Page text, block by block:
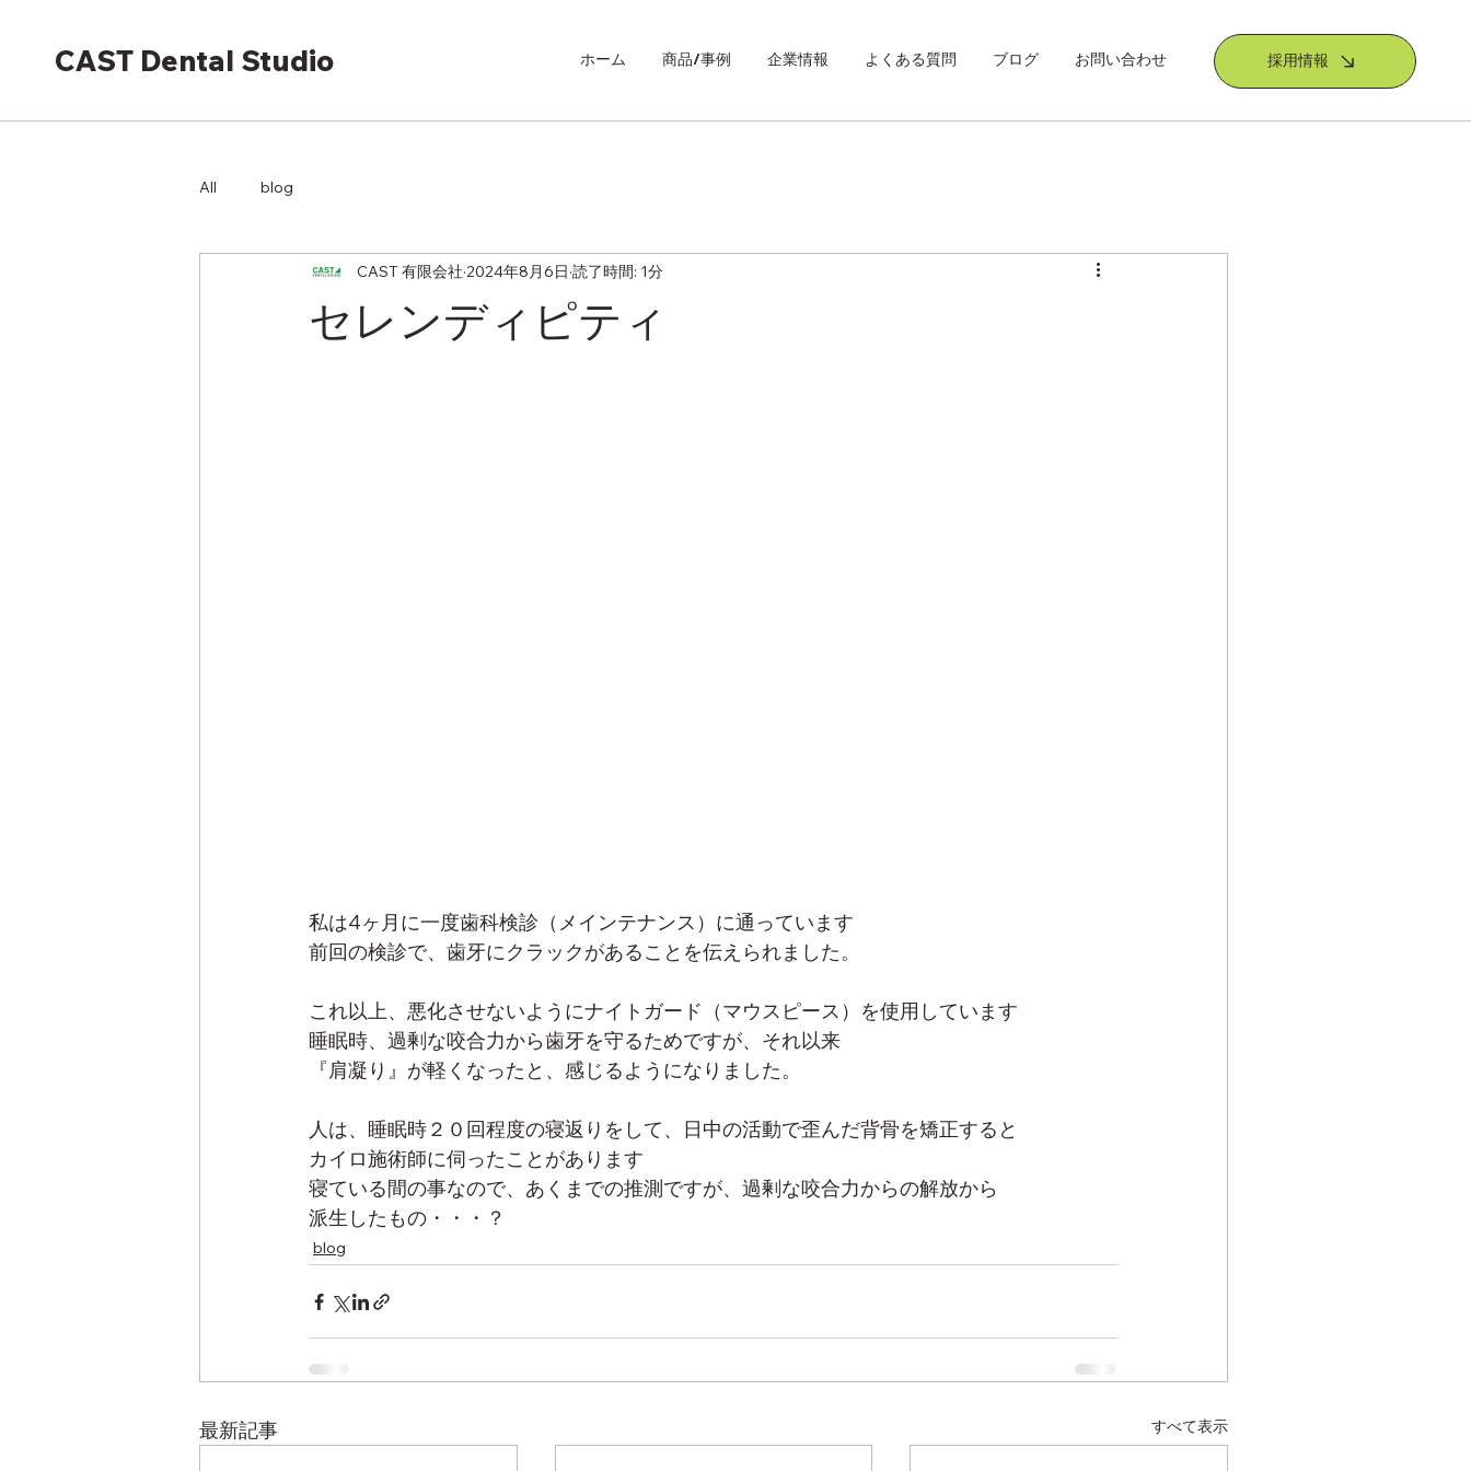
CAST Dental Studio 採用情報
ホーム 商品/事例 企業情報 よくある質問 ブログ お問い合わせ
All blog
セレンディピティ
CAST 有限会社 2024年8月6日 読了時間: 1分
私は4ヶ月に一度歯科検診（メインテナンス）に通っています
前回の検診で、歯牙にクラックがあることを伝えられました。
これ以上、悪化させないようにナイトガード（マウスピース）を使用しています
睡眠時、過剰な咬合力から歯牙を守るためですが、それ以来
『肩凝り』が軽くなったと、感じるようになりました。
人は、睡眠時２０回程度の寝返りをして、日中の活動で歪んだ背骨を矯正すると
カイロ施術師に伺ったことがあります
寝ている間の事なので、あくまでの推測ですが、過剰な咬合力からの解放から
派生したもの・・・？
blog
最新記事 すべて表示